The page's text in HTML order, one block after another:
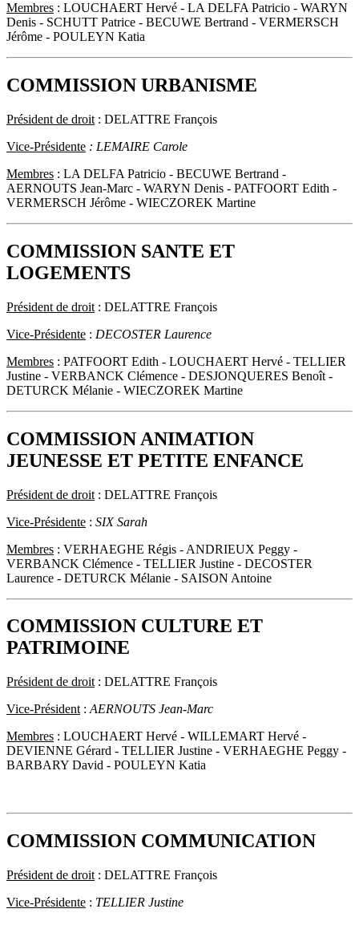
Membres : LOUCHAERT Hervé - LA DELFA Patricio - WARYN
Denis - SCHUTT Patrice - BECUWE Bertrand - VERMERSCH
Jérôme - POULEYN Katia
COMMISSION URBANISME
Président de droit : DELATTRE François
Vice-Présidente : LEMAIRE Carole
Membres : LA DELFA Patricio - BECUWE Bertrand -
AERNOUTS Jean-Marc - WARYN Denis - PATFOORT Edith -
VERMERSCH Jérôme - WIECZOREK Martine
COMMISSION SANTE ET
LOGEMENTS
Président de droit : DELATTRE François
Vice-Présidente : DECOSTER Laurence
Membres : PATFOORT Edith - LOUCHAERT Hervé - TELLIER
Justine - VERBANCK Clémence - DESJONQUERES Benoît -
DETURCK Mélanie - WIECZOREK Martine
COMMISSION ANIMATION
JEUNESSE ET PETITE ENFANCE
Président de droit : DELATTRE François
Vice-Présidente : SIX Sarah
Membres : VERHAEGHE Régis - ANDRIEUX Peggy -
VERBANCK Clémence - TELLIER Justine - DECOSTER
Laurence - DETURCK Mélanie - SAISON Antoine
COMMISSION CULTURE ET
PATRIMOINE
Président de droit : DELATTRE François
Vice-Président : AERNOUTS Jean-Marc
Membres : LOUCHAERT Hervé - WILLEMART Hervé -
DEVIENNE Gérard - TELLIER Justine - VERHAEGHE Peggy -
BARBARY David - POULEYN Katia
COMMISSION COMMUNICATION
Président de droit : DELATTRE François
Vice-Présidente : TELLIER Justine